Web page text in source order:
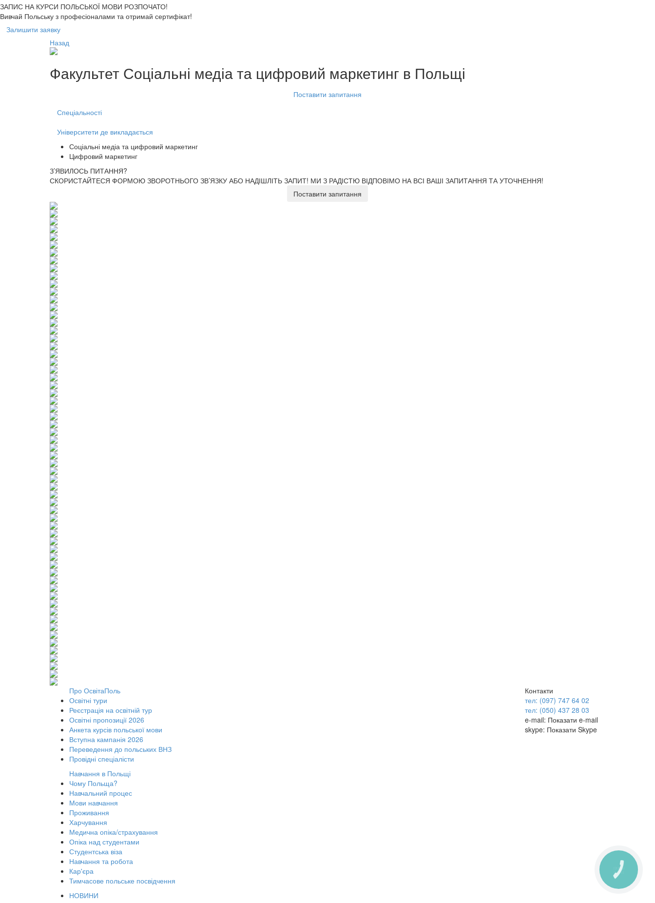
ЗАПИС НА КУРСИ ПОЛЬСЬКОЇ МОВИ РОЗПОЧАТО!
Вивчай Польську з професіоналами та отримай сертифікат!
Залишити заявку
Назад
Факультет Соціальні медіа та цифровий маркетинг в Польщі
Поставити запитання
Спеціальності
Університети де викладається
Соціальні медіа та цифровий маркетинг
Цифровий маркетинг
З’ЯВИЛОСЬ ПИТАННЯ?
СКОРИСТАЙТЕСЯ ФОРМОЮ ЗВОРОТНЬОГО ЗВ’ЯЗКУ АБО НАДІШЛІТЬ ЗАПИТ! МИ З РАДІСТЮ ВІДПОВІМО НА ВСІ ВАШІ ЗАПИТАННЯ ТА УТОЧНЕННЯ!
Поставити запитання
Про ОсвітаПоль
Освітні тури
Реєстрація на освітній тур
Освітні пропозиції 2026
Анкета курсів польської мови
Вступна кампанія 2026
Переведення до польських ВНЗ
Провідні спеціалісти
Навчання в Польщі
Чому Польща?
Навчальний процес
Мови навчання
Проживання
Харчування
Медична опіка/страхування
Опіка над студентами
Студентська віза
Навчання та робота
Кар'єра
Тимчасове польське посвідчення
НОВИНИ
Контакти
тел: (097) 747 64 02
тел: (050) 437 28 03
e-mail: Показати e-mail
skype: Показати Skype
КНОПКА
ЗВ'ЯЗКУ